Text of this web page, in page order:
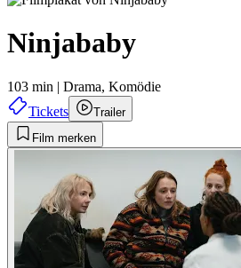
Ninjababy
103 min | Drama, Komödie
Tickets
Trailer
Film merken